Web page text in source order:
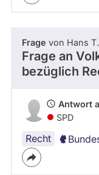
Frage von Hans
Frage an
bezüglich
Antwort
SPD
Recht